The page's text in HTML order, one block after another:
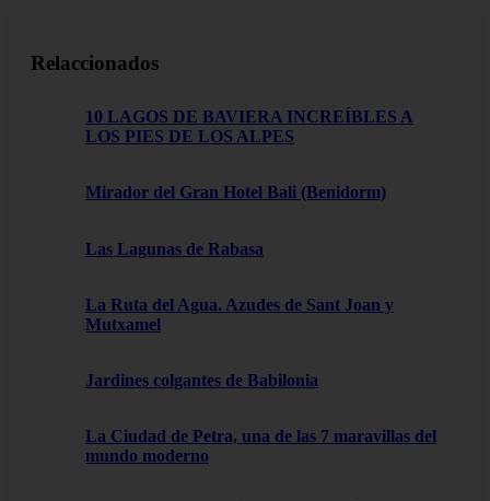
Relaccionados
10 LAGOS DE BAVIERA INCREÍBLES A
LOS PIES DE LOS ALPES
Mirador del Gran Hotel Bali (Benidorm)
Las Lagunas de Rabasa
La Ruta del Agua. Azudes de Sant Joan y
Mutxamel
Jardines colgantes de Babilonia
La Ciudad de Petra, una de las 7 maravillas del
mundo moderno